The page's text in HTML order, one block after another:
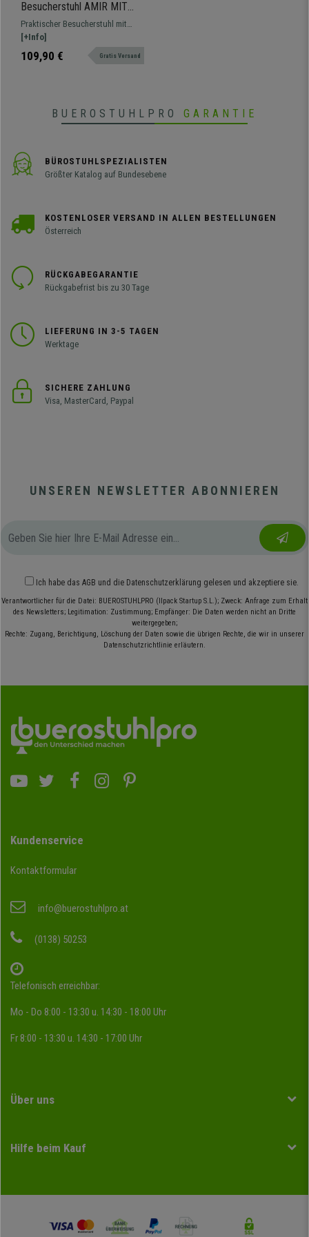
Besucherstuhl AMIR MIT
ARMLEHNEN, bequem und
praktisch, stapelbar, Farbe
Praktischer Besucherstuhl mit
spektakulärem Design und in
verschiedenen Farben und
Ausführungen erhältlich.
Konferenzräumen.
[+Info]
109,90 € Gratis Versand
BUEROSTUHLPRO GARANTIE
BÜROSTUHLSPEZIALISTEN
Größter Katalog auf Bundesebene
KOSTENLOSER VERSAND IN ALLEN BESTELLUNGEN
Österreich
RÜCKGABEGARANTIE
Rückgabefrist bis zu 30 Tage
LIEFERUNG IN 3-5 TAGEN
Werktage
SICHERE ZAHLUNG
Visa, MasterCard, Paypal
UNSEREN NEWSLETTER ABONNIEREN
Ich habe das AGB und die Datenschutzerklärung gelesen und akzeptiere sie.
Verantwortlicher für die Datei: BUEROSTUHLPRO (Ilpack Startup S.L.); Zweck: Anfrage zum Erhalt
des Newsletters; Legitimation: Zustimmung; Empfänger: Die Daten werden nicht an Dritte
weitergegeben;
Rechte: Zugang, Berichtigung, Löschung der Daten sowie die übrigen Rechte, die wir in unserer
Datenschutzrichtlinie erläutern.
Kundenservice
Kontaktformular
info@buerostuhlpro.at
(0138) 50253
Telefonisch erreichbar:
Mo - Do 8:00 - 13:30 u. 14:30 - 18:00 Uhr
Fr 8:00 - 13:30 u. 14:30 - 17:00 Uhr
Über uns
Hilfe beim Kauf